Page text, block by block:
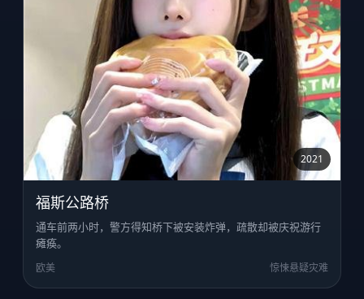
2021
福斯公路桥
通车前两小时，警方得知桥下被安装炸弹，疏散却被庆祝游行
瘫痪。
欧美 惊悚悬疑灾难